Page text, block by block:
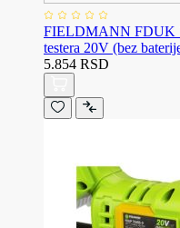
FIELDMANN FDUK
testera 20V (bez
5.854 RSD